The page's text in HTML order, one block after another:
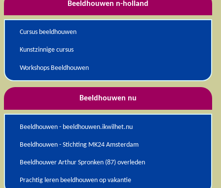
Beeldhouwen n-holland
Cursus beeldhouwen
Kunstzinnige cursus
Workshops Beeldhouwen
Beeldhouwen nu
Beeldhouwen - beeldhouwen.ikwilhet.nu
Beeldhouwen - Stichting MK24 Amsterdam
Beeldhouwer Arthur Spronken (87) overleden
Prachtig leren beeldhouwen op vakantie